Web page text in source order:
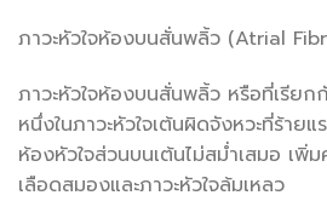
ภาวะหัวใจห้องบนสั่นพลิ้ว (Atrial
ภาวะหัวใจห้องบนสั่นพลิ้ว หรือที่เรียก
หนึ่งในภาวะหัวใจเต้นผิดจังหวะที่ร้าย
ห้องหัวใจส่วนบนเต้นไม่สม่ำเสมอ เพิ่
เลือดสมองและภาวะหัวใจล้มเหลว